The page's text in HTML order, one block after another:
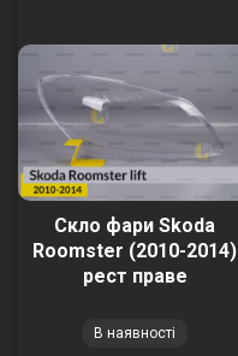
Скло фари Skoda
Roomster (2010-2014)
рест праве
В наявності